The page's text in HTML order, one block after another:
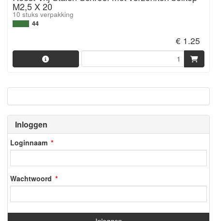
Inloggen
Loginnaam
Wachtwoord
M2,5 X 20
10 stuks verpakking
44
€ 1.25